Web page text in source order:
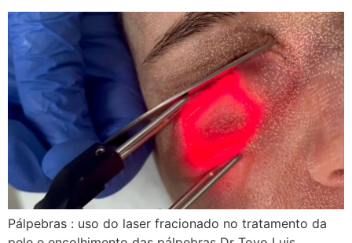
Pálpebras : uso do laser fracionado no tratamento da